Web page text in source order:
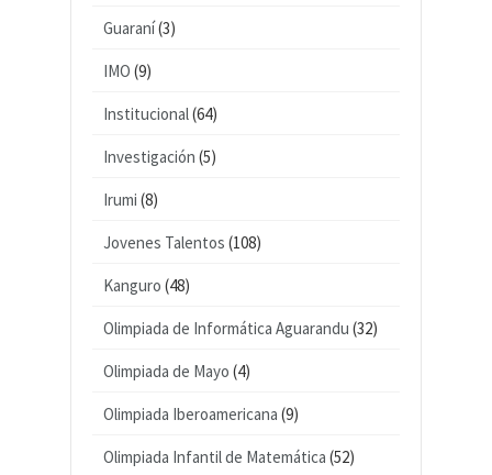
Guaraní(3)
IMO (9)
Institucional(64)
Investigación (5)
Irumi (8)
Jovenes Talentos (108)
Kanguro (48)
Olimpiada de Informática Aguarandu (32)
Olimpiada de Mayo (4)
Olimpiada Iberoamericana (9)
Olimpiada Infantil de Matemática (52)